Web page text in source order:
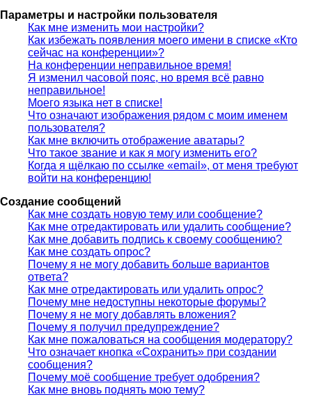
Параметры и настройки пользователя
Как мне изменить мои настройки?
Как избежать появления моего имени в списке «Кто
сейчас на конференции»?
На конференции неправильное время!
Я изменил часовой пояс, но время всё равно
неправильное!
Моего языка нет в списке!
Что означают изображения рядом с моим именем
пользователя?
Как мне включить отображение аватары?
Что такое звание и как я могу изменить его?
Когда я щёлкаю по ссылке «email», от меня требуют
войти на конференцию!
Создание сообщений
Как мне создать новую тему или сообщение?
Как мне отредактировать или удалить сообщение?
Как мне добавить подпись к своему сообщению?
Как мне создать опрос?
Почему я не могу добавить больше вариантов
ответа?
Как мне отредактировать или удалить опрос?
Почему мне недоступны некоторые форумы?
Почему я не могу добавлять вложения?
Почему я получил предупреждение?
Как мне пожаловаться на сообщения модератору?
Что означает кнопка «Сохранить» при создании
сообщения?
Почему моё сообщение требует одобрения?
Как мне вновь поднять мою тему?